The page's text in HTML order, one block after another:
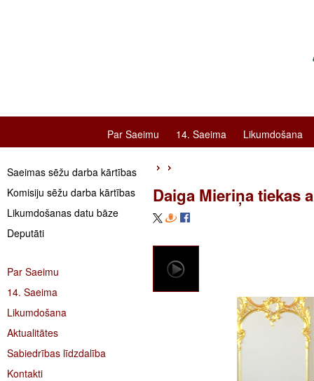
Par Saeimu 14. Saeima Likumdošana
Saeimas sēžu darba kārtības
Komisiju sēžu darba kārtības
Likumdošanas datu bāze
Deputāti
Par Saeimu
14. Saeima
Likumdošana
Aktualitātes
Sabiedrības līdzdalība
Kontakti
Daiga Mieriņa tiekas